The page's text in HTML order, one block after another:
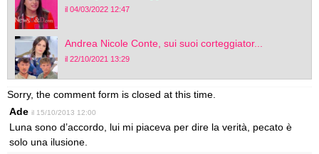
il 04/03/2022 12:47
Andrea Nicole Conte, sui suoi corteggiator...
il 22/10/2021 13:29
Sorry, the comment form is closed at this time.
Ade il 15/10/2013 12:00
Luna sono d’accordo, lui mi piaceva per dire la verità, pecato è
solo una ilusione.